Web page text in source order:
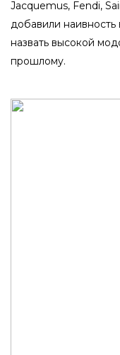
Jacquemus, Fendi,
добавили
назвать высокой
прошлому.